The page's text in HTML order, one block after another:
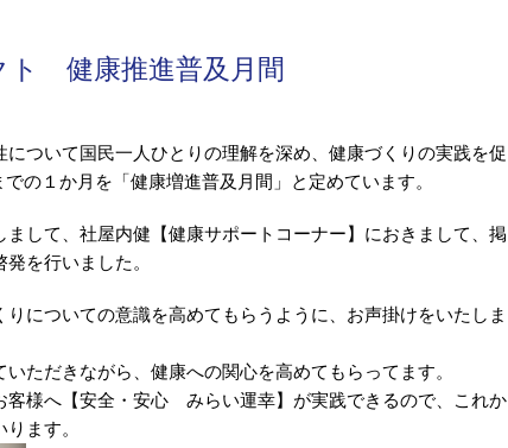
ト 健康推進普及月間
ついて国民一人ひとりの理解を深め、健康づくりの実践を促
の１か月を「健康増進普及月間」と定めています。
して、社屋内健【健康サポートコーナー】におきまして、掲
を行いました。
についての意識を高めてもらうように、お声掛けをいたしま
ただきながら、健康への関心を高めてもらってます。
客様へ【安全・安心 みらい運幸】が実践できるので、これか
ます。